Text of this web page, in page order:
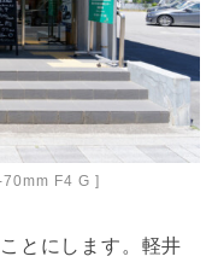
F4 G ]
とにします。軽井